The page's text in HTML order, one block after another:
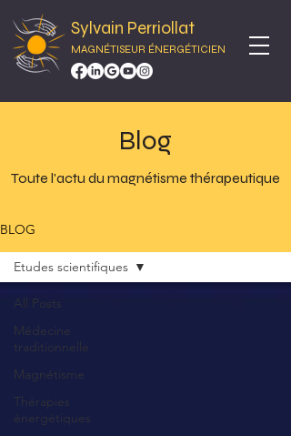
Sylvain Perriollat
MAGNÉTISEUR ÉNERGÉTICIEN
Blog
Toute l'actu du magnétisme thérapeutique
BLOG
All Posts
Médecine
traditionnelle
Magnétisme
Thérapies
énergétiques
Etudes scientifiques